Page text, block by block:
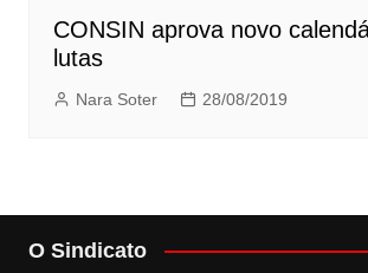
CONSIN aprova novo
lutas
Nara Soter 28/08/2019
O Sindicato